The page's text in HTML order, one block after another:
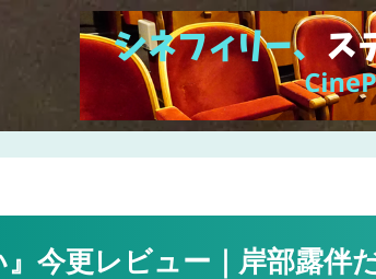
』今更レビュー｜岸部露伴